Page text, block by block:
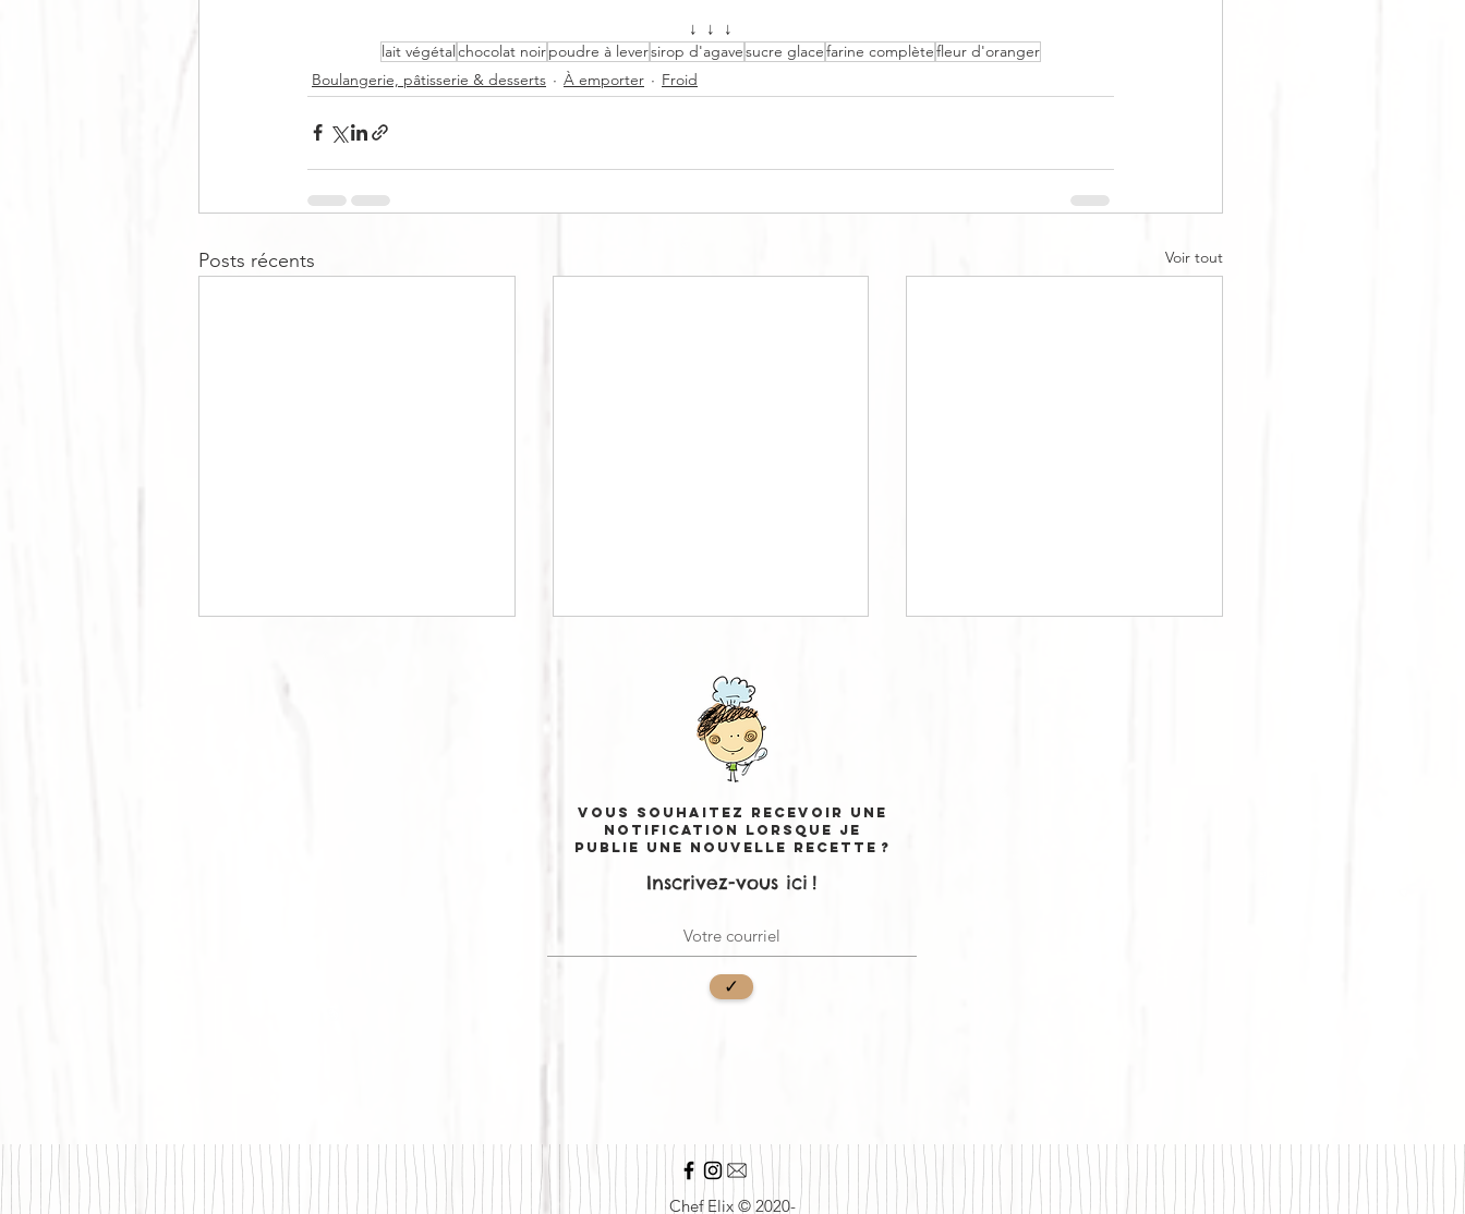
↓  ↓  ↓
lait végétalchocolat noirpoudre à leversirop d'agavesucre glacefarine complètefleur d'oranger
Boulangerie, pâtisserie & desserts
À emporter Froid
Posts récents Voir tout
KARPOUZOPITA
Vous souhaitez recevoir une
notification lorsque je
publie une nouvelle recette ?
Inscrivez-vous ici !
✓
Chef Elix © 2020-